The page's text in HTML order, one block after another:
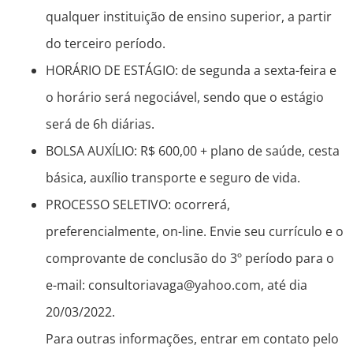
qualquer instituição de ensino superior, a partir
do terceiro período.
HORÁRIO DE ESTÁGIO: de segunda a sexta-feira e
o horário será negociável, sendo que o estágio
será de 6h diárias.
BOLSA AUXÍLIO: R$ 600,00 + plano de saúde, cesta
básica, auxílio transporte e seguro de vida.
PROCESSO SELETIVO: ocorrerá,
preferencialmente, on-line. Envie seu currículo e o
comprovante de conclusão do 3º período para o
e-mail: consultoriavaga@yahoo.com, até dia
20/03/2022.
Para outras informações, entrar em contato pelo